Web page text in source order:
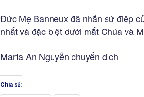
Đức Mẹ Banneux đã nhắn sứ điệp
nhất và đặc biệt dưới mắt Chúa và
Marta An Nguyễn chuyển dịch
Chia sẻ: